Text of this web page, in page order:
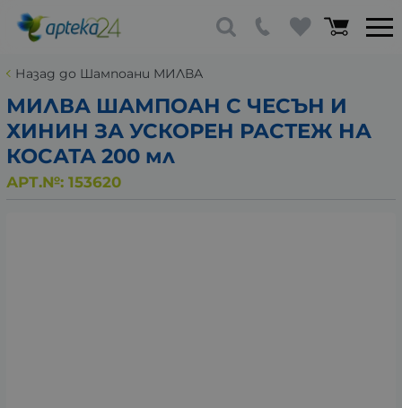
Назад до Шампоани МИЛВА
МИЛВА ШАМПОАН С ЧЕСЪН И
ХИНИН ЗА УСКОРЕН РАСТЕЖ НА
КОСАТА 200 мл
АРТ.№: 153620